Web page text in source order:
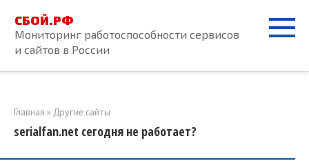
контенту
СБОЙ.РФ
Мониторинг работоспособности сервисов
и сайтов в России
Главная » Другие сайты
serialfan.net сегодня не работает?